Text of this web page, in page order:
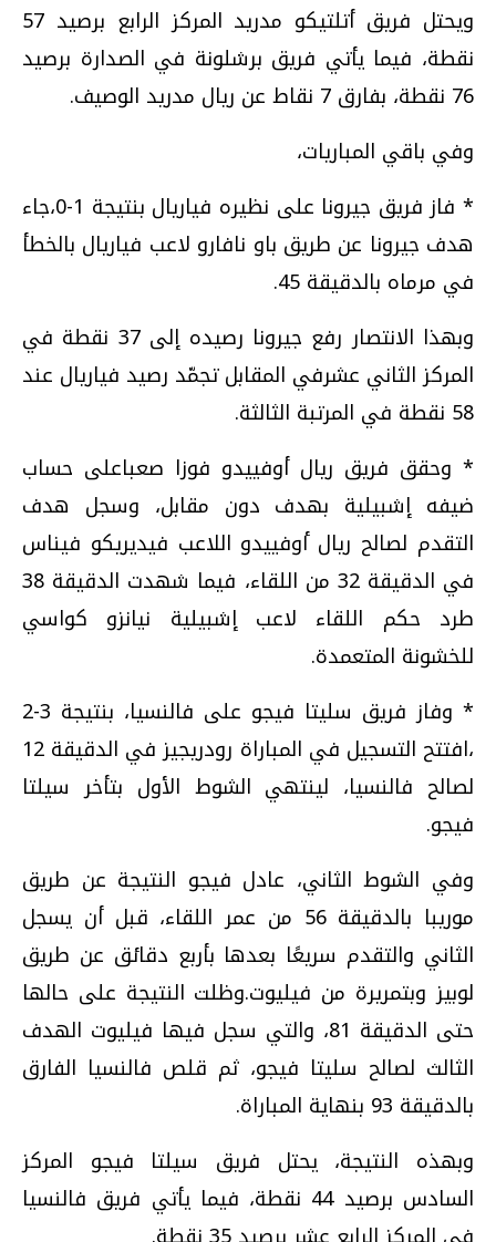
ويحتل فريق أتلتيكو مدريد المركز الرابع برصيد 57
نقطة، فيما يأتي فريق برشلونة في الصدارة برصيد
76 نقطة، بفارق 7 نقاط عن ريال مدريد الوصيف.
وفي باقي المباريات،
* فاز فريق جيرونا على نظيره فياريال بنتيجة 1-0،جاء
هدف جيرونا عن طريق باو نافارو لاعب فياريال بالخطأ
في مرماه بالدقيقة 45.
وبهذا الانتصار رفع جيرونا رصيده إلى 37 نقطة في
المركز الثاني عشرفي المقابل تجمّد رصيد فياريال عند
58 نقطة في المرتبة الثالثة.
* وحقق فريق ريال أوفييدو فوزا صعباعلى حساب
ضيفه إشبيلية بهدف دون مقابل، وسجل هدف
التقدم لصالح ريال أوفييدو اللاعب فيديريكو فيناس
في الدقيقة 32 من اللقاء، فيما شهدت الدقيقة 38
طرد حكم اللقاء لاعب إشبيلية نيانزو كواسي
للخشونة المتعمدة.
* وفاز فريق سليتا فيجو على فالنسيا، بنتيجة 3-2
،افتتح التسجيل في المباراة رودريجيز في الدقيقة 12
لصالح فالنسيا، لينتهي الشوط الأول بتأخر سيلتا
فيجو.
وفي الشوط الثاني، عادل فيجو النتيجة عن طريق
موريبا بالدقيقة 56 من عمر اللقاء، قبل أن يسجل
الثاني والتقدم سريعًا بعدها بأربع دقائق عن طريق
لوبيز وبتمريرة من فيليوت.وظلت النتيجة على حالها
حتى الدقيقة 81، والتي سجل فيها فيليوت الهدف
الثالث لصالح سليتا فيجو، ثم قلص فالنسيا الفارق
بالدقيقة 93 بنهاية المباراة.
وبهذه النتيجة، يحتل فريق سيلتا فيجو المركز
السادس برصيد 44 نقطة، فيما يأتي فريق فالنسيا